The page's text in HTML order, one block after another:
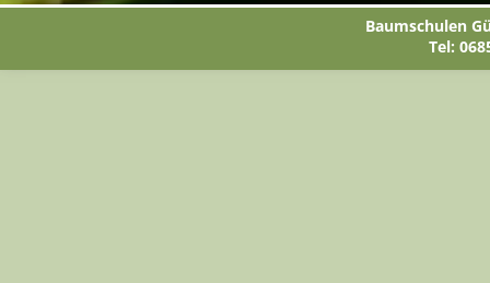
Baumschulen
Tel: